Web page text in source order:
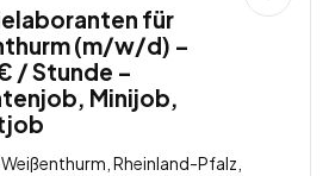
für
(m/w/d) –
/ Stunde –
Minijob,
Rheinland-Pfalz,